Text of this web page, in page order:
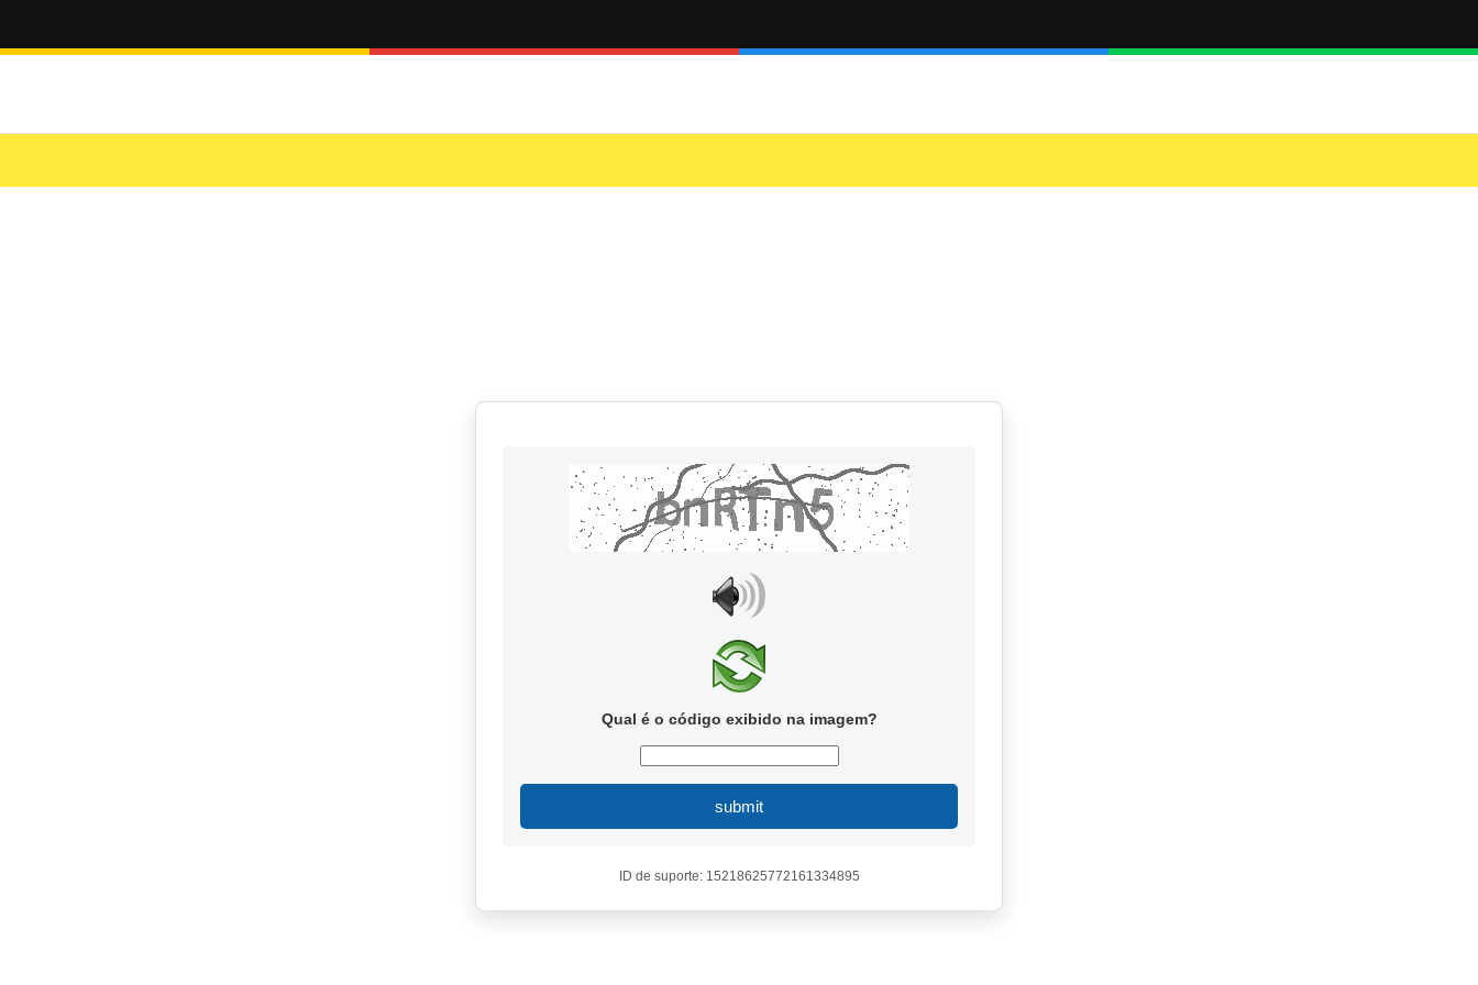
Qual é o código exibido na imagem?
submit
ID de suporte: 15218625772161334895